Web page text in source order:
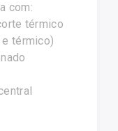
com:
térmico
térmico)